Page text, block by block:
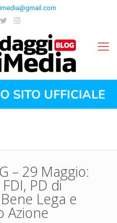
– 29 Maggio:
PD di
Lega e
Azione